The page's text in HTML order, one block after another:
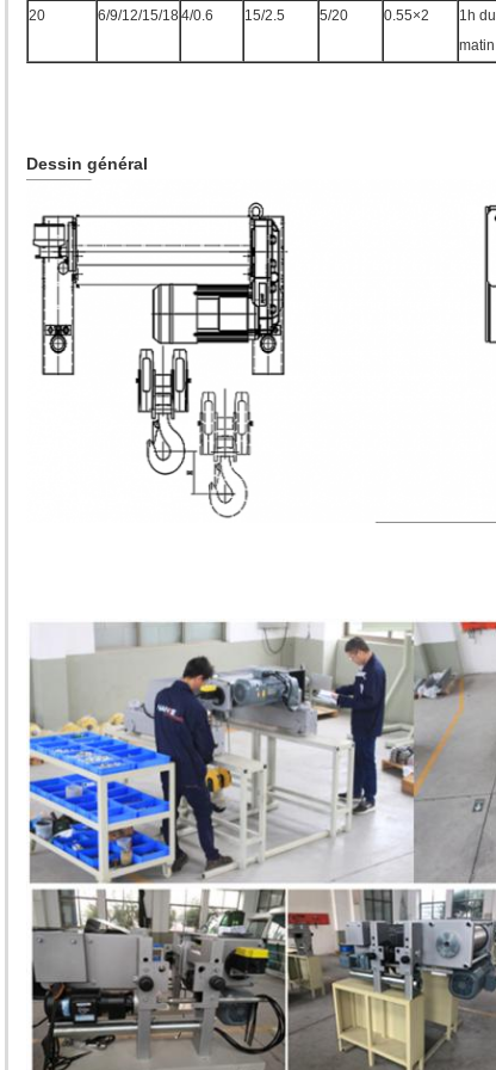
20
6/9/12/15/184/0.6 15/2.5 5/20 0.55×2
1h du
matin
Dessin général